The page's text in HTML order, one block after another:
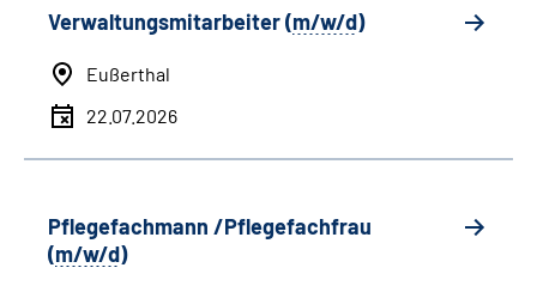
Verwaltungsmitarbeiter (m/w/d)
Eußerthal
22.07.2026
Pflegefachmann /Pflegefachfrau
(m/w/d)